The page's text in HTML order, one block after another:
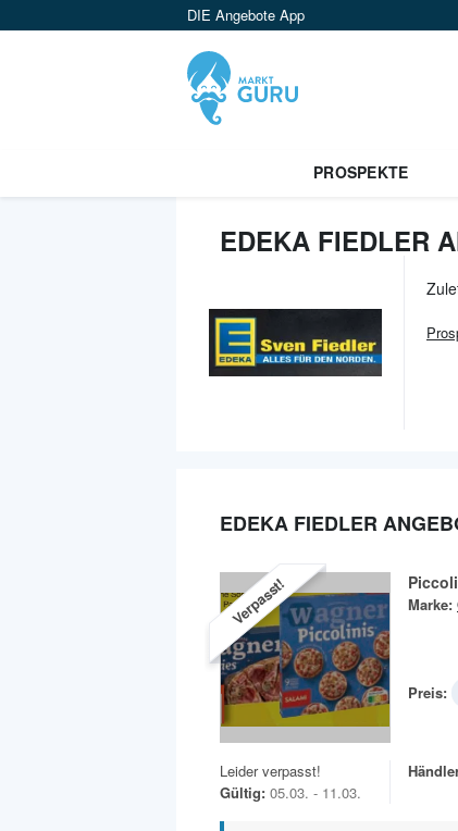
DIE Angebote App
PROSPEKTE
EDEKA FIEDLER
EDEKA FIEDLER
Verpasst! Marke:
Preis:
Leider verpasst!
Gültig: 05.03. - 11.03.